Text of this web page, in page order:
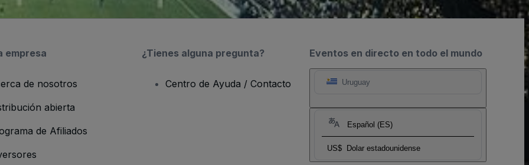
Eventos en directo en todo el mundo
Uruguay
Español (ES)
US$ Dolar estadounidense
empresa
de nosotros
abierta
de Afiliados
¿Tienes alguna pregunta?
Centro de Ayuda / Contacto